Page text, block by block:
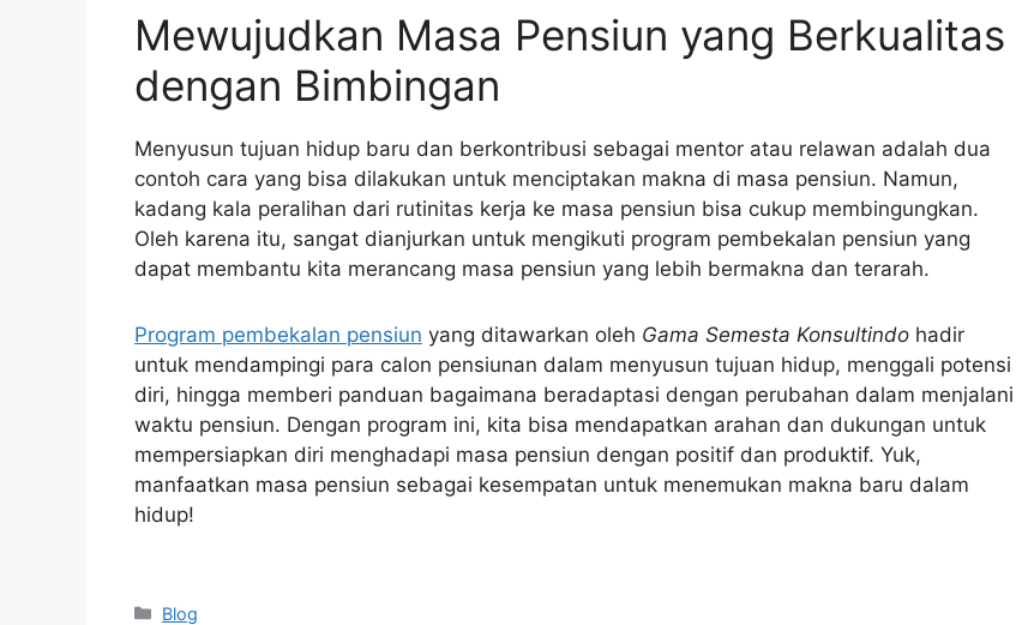
Mewujudkan Masa Pensiun yang Berkualitas
dengan Bimbingan
Menyusun tujuan hidup baru dan berkontribusi sebagai mentor atau relawan adalah dua
contoh cara yang bisa dilakukan untuk menciptakan makna di masa pensiun. Namun,
kadang kala peralihan dari rutinitas kerja ke masa pensiun bisa cukup membingungkan.
Oleh karena itu, sangat dianjurkan untuk mengikuti program pembekalan pensiun yang
dapat membantu kita merancang masa pensiun yang lebih bermakna dan terarah.
Program pembekalan pensiun yang ditawarkan oleh Gama Semesta Konsultindo hadir
untuk mendampingi para calon pensiunan dalam menyusun tujuan hidup, menggali potensi
diri, hingga memberi panduan bagaimana beradaptasi dengan perubahan dalam menjalani
waktu pensiun. Dengan program ini, kita bisa mendapatkan arahan dan dukungan untuk
mempersiapkan diri menghadapi masa pensiun dengan positif dan produktif. Yuk,
manfaatkan masa pensiun sebagai kesempatan untuk menemukan makna baru dalam
hidup!
Categories
Blog